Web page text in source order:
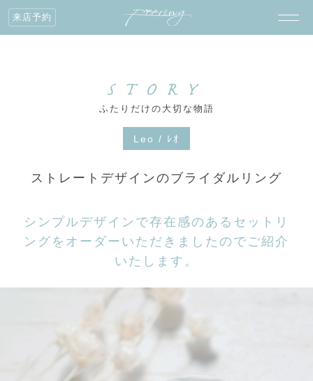
来店予約
STORY
ふたりだけの大切な物語
Leo / ﾚｵ
ストレートデザインのブライダルリング
シンプルデザインで存在感のあるセットリ
ングをオーダーいただきましたのでご紹介
いたします。